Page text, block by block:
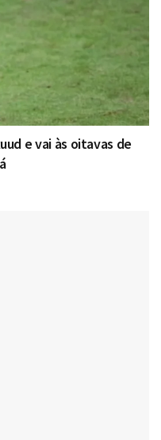
e vai às oitavas de